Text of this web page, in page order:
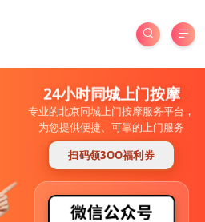
24小时同城上门按摩
专业的北京同城上门按摩服务平台，
为您提供便捷、可靠的上门服务
扫码领3OO福利券